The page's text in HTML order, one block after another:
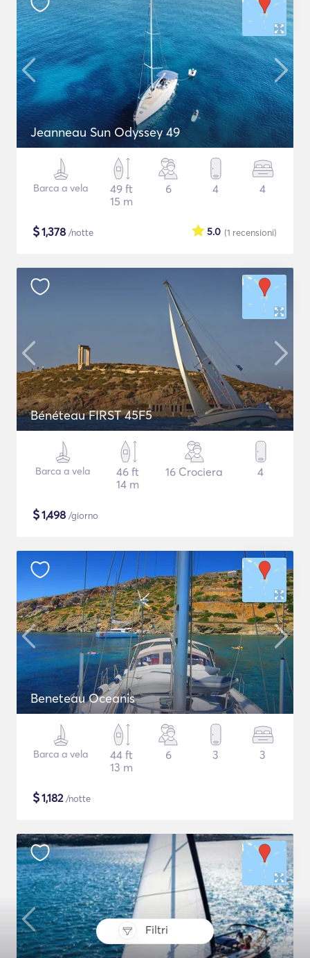
Filtri
Jeanneau Sun Odyssey 49
Barca a vela
49 ft
15 m
6 4 4
$1,378 /notte (1 recensioni)
5.0
Bénéteau FIRST 45F5
Barca a vela
46 ft
14 m
16 Crociera 4
$1,498 /giorno
Beneteau Oceanis
Barca a vela
44 ft
13 m
6 3 3
$1,182/notte